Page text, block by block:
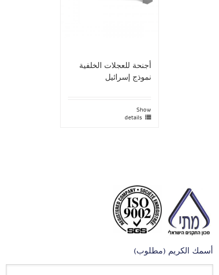
أجنحة للعجلات الخلفية
نموذج إسرائيل
Show
details
أسمك الكريم (مطلوب)